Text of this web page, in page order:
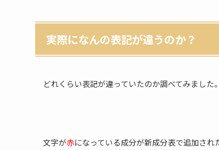
実際になんの表記が違うのか？
どれくらい表記が違っていたのか調べてみました。
文字が赤になっている成分が新成分表で追加され